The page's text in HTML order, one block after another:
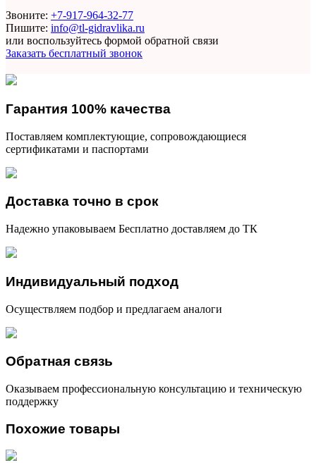
Звоните: +7-917-964-32-77
Пишите: info@tl-gidravlika.ru
или воспользуйтесь формой обратной связи
Заказать бесплатный звонок
Гарантия 100% качества
Поставляем комплектующие, сопровождающиеся
сертификатами и паспортами
Доставка точно в срок
Надежно упаковываем Бесплатно доставляем до ТК
Индивидуальный подход
Осуществляем подбор и предлагаем аналоги
Обратная связь
Оказываем профессиональную консультацию и техническую
поддержку
Похожие товары